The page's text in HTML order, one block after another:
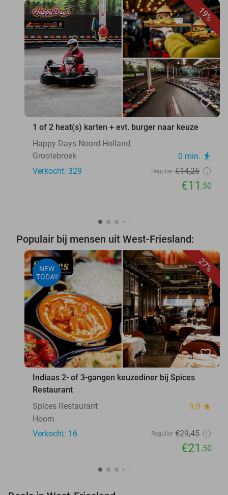
19%
favorite_border
1 of 2 heat(s) karten + evt. burger naar keuze
Happy Days Noord-Holland
Grootebroek
0 min. directions_walk
Verkocht: 329 Regulier €14,25
€11 ,50
Populair bij mensen uit West-Friesland:
27%
NEW
TODAY
favorite_border
Indiaas 2- of 3-gangen keuzediner bij Spices
Restaurant
Spices Restaurant
9.9 star
Hoorn
Verkocht: 16
Regulier €29,45
€21 ,50